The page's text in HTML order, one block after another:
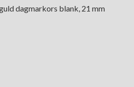
dagmarkors blank, 21 mm